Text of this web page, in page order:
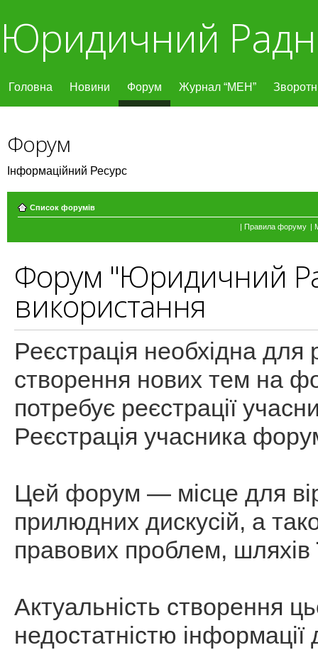
Юридичний
Головна Новини Форум Журнал “МЕН”
Форум
Інформаційний Ресурс
Список форумів
| Правила форуму |
Форум "Юридичний
використання
Реєстрація необхідна
створення нових тем на
потребує реєстрації
Реєстрація учасника
Цей форум — місце для
прилюдних дискусій, а
правових проблем, шляхів
Актуальність створення
недостатністю